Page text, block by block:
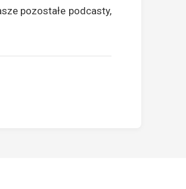
pozostałe podcasty,